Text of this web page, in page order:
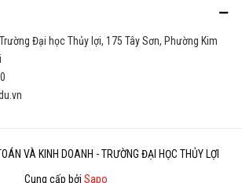
Đại học Thủy lợi, 175 Tây Sơn, Phường Kim
VÀ KINH DOANH - TRƯỜNG ĐẠI HỌC THỦY LỢI
Cung cấp bởi Sapo